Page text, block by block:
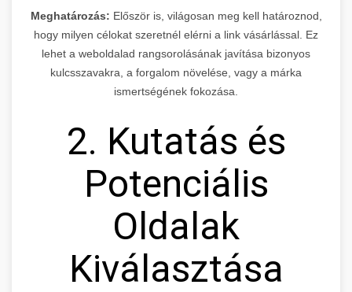
Meghatározás: Először is, világosan meg kell határoznod,
hogy milyen célokat szeretnél elérni a link vásárlással. Ez
lehet a weboldalad rangsorolásának javítása bizonyos
kulcsszavakra, a forgalom növelése, vagy a márka
ismertségének fokozása.
2. Kutatás és
Potenciális
Oldalak
Kiválasztása